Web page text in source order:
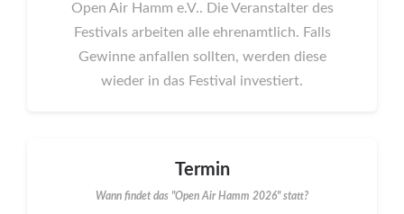
Open Air Hamm e.V.. Die Veranstalter des
Festivals arbeiten alle ehrenamtlich. Falls
Gewinne anfallen sollten, werden diese
wieder in das Festival investiert.
Termin
Wann findet das "Open Air Hamm 2026" statt?